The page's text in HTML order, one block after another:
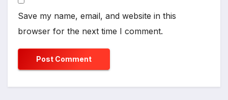
Save my name, email, and website in this
browser for the next time I comment.